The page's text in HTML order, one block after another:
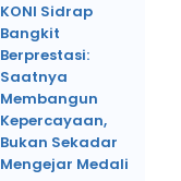
KONI Sidrap
Bangkit
Berprestasi:
Saatnya
Membangun
Kepercayaan,
Bukan Sekadar
Mengejar Medali